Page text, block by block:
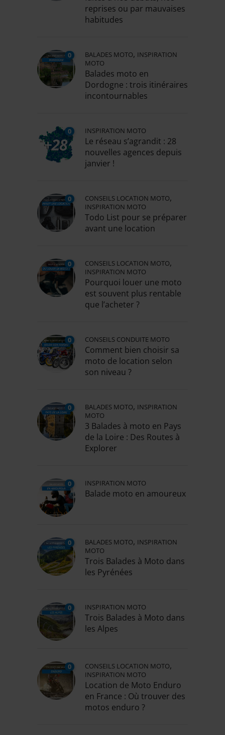
reprises ou par mauvaises
habitudes
0 BALADES MOTO, INSPIRATION
MOTO
Balades moto en
Dordogne : trois itinéraires
incontournables
0 INSPIRATION MOTO
Le réseau s’agrandit : 28
nouvelles agences depuis
janvier !
0 CONSEILS LOCATION MOTO,
INSPIRATION MOTO
Todo List pour se préparer
avant une location
0 CONSEILS LOCATION MOTO,
INSPIRATION MOTO
Pourquoi louer une moto
est souvent plus rentable
que l’acheter ?
0 CONSEILS CONDUITE MOTO
Comment bien choisir sa
moto de location selon
son niveau ?
0 BALADES MOTO, INSPIRATION
MOTO
3 Balades à moto en Pays
de la Loire : Des Routes à
Explorer
0 INSPIRATION MOTO
Balade moto en amoureux
0 BALADES MOTO, INSPIRATION
MOTO
Trois Balades à Moto dans
les Pyrénées
0 INSPIRATION MOTO
Trois Balades à Moto dans
les Alpes
0 CONSEILS LOCATION MOTO,
INSPIRATION MOTO
Location de Moto Enduro
en France : Où trouver des
motos enduro ?